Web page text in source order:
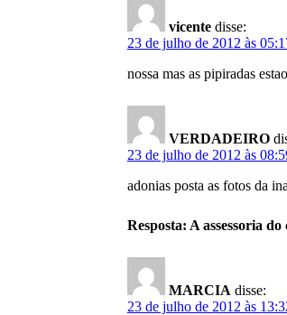
vicente disse:
23 de julho de 2012 às
nossa mas as pipiradas
VERDADEIRO
23 de julho de 2012 às
adonias posta as fotos da
Resposta: A assessoria
MARCIA disse:
23 de julho de 2012 às